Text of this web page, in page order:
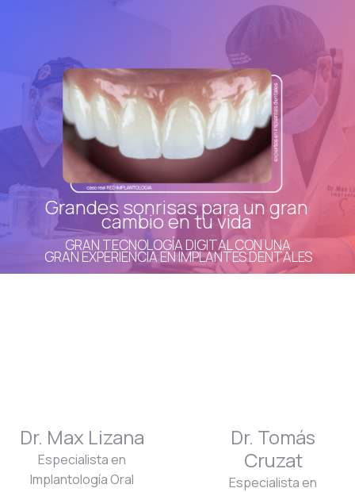
Grandes sonrisas para un gran
cambio en tu vida
GRAN TECNOLOGÍA DIGITAL CON UNA
GRAN EXPERIENCIA EN IMPLANTES DENTALES
Dr. Max Lizana
Especialista en
Implantología Oral
Dr. Tomás
Cruzat
Especialista en